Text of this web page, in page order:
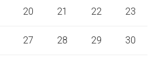
20 21 22 23
27 28 29 30